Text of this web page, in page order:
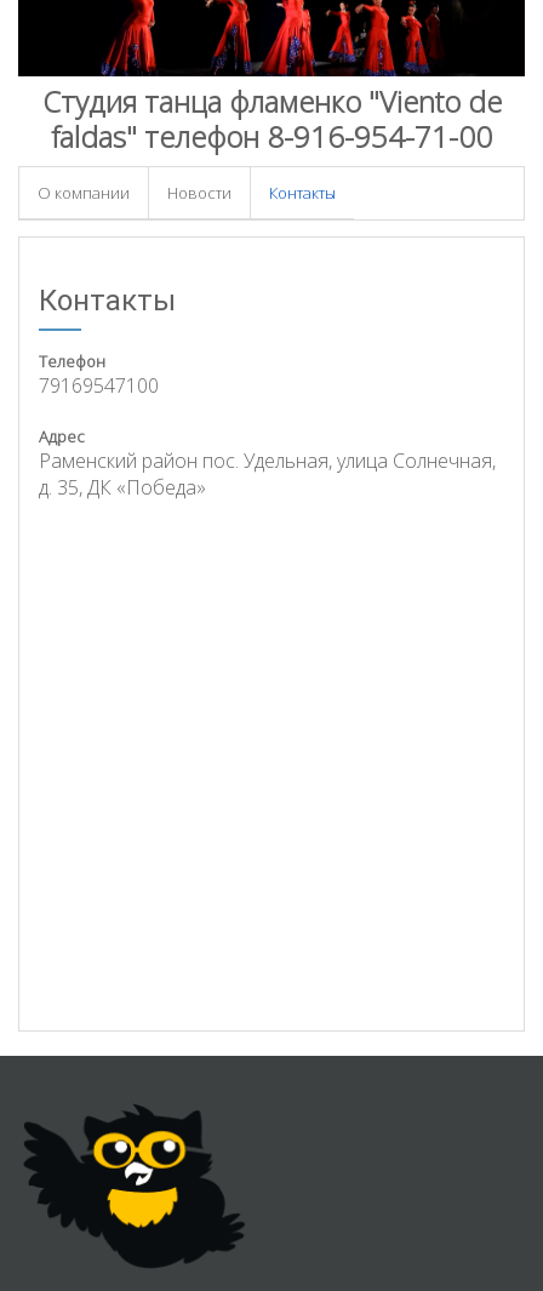
Студия танца фламенко "Viento de
faldas" телефон 8-916-954-71-00
О компании Новости Контакты
Контакты
Телефон
79169547100
Адрес
Раменский район пос. Удельная, улица Солнечная,
д. 35, ДК «Победа»